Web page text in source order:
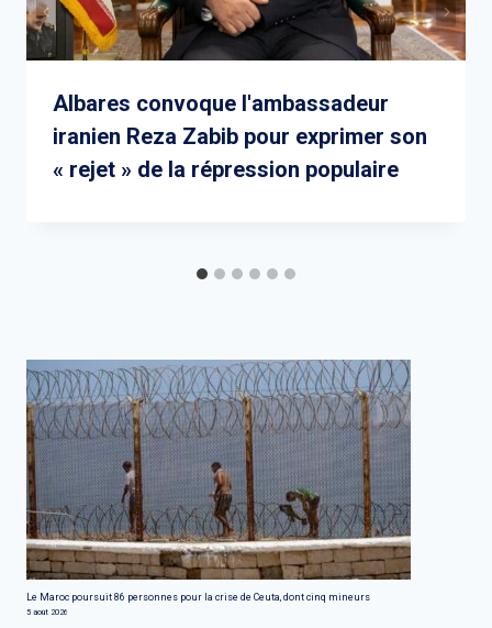
Albares convoque l'ambassadeur
iranien Reza Zabib pour exprimer son
« rejet » de la répression populaire
Le Maroc poursuit 86 personnes pour la crise de Ceuta, dont cinq mineurs
5 août 2026